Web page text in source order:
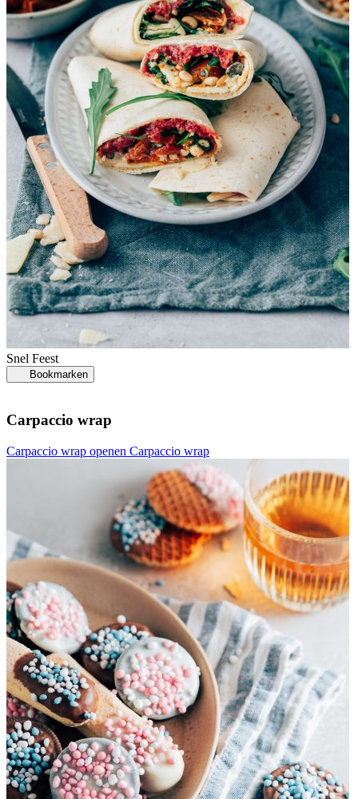
Snel Feest
Bookmarken
Carpaccio wrap
Carpaccio wrap openen Carpaccio wrap